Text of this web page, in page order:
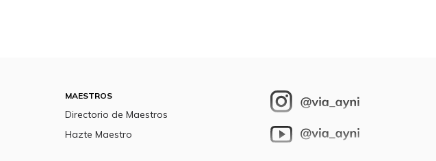
MAESTROS
Directorio de Maestros
Hazte Maestro